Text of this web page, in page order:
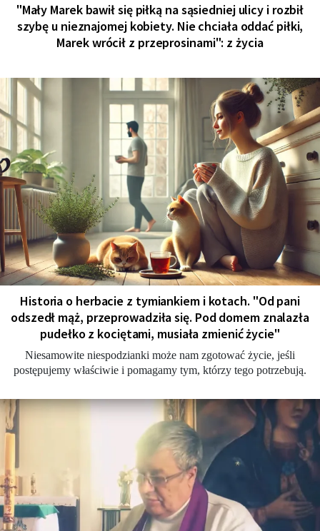
"Mały Marek bawił się piłką na sąsiedniej ulicy i rozbił
szybę u nieznajomej kobiety. Nie chciała oddać piłki,
Marek wrócił z przeprosinami": z życia
Historia o herbacie z tymiankiem i kotach. "Od pani
odszedł mąż, przeprowadziła się. Pod domem znalazła
pudełko z kociętami, musiała zmienić życie"
Niesamowite niespodzianki może nam zgotować życie, jeśli
postępujemy właściwie i pomagamy tym, którzy tego potrzebują.